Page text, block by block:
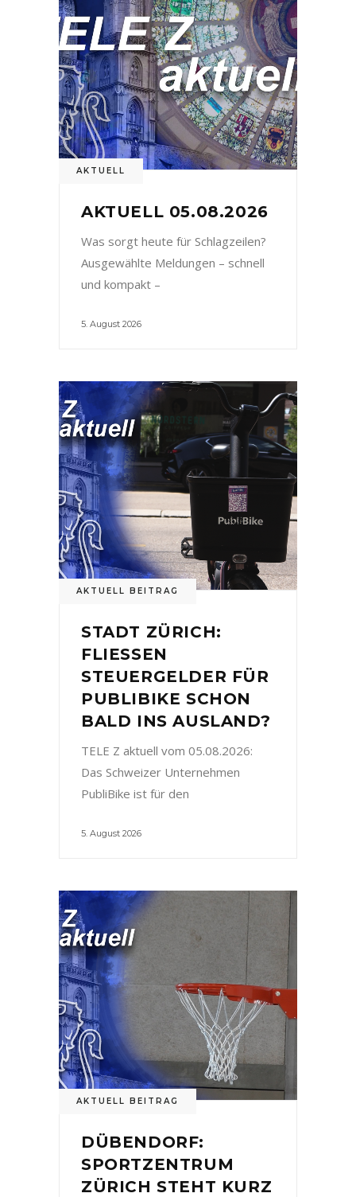
AKTUELL
AKTUELL 05.08.2026
Was sorgt heute für Schlagzeilen?
Ausgewählte Meldungen – schnell
und kompakt –
5. August 2026
AKTUELL BEITRAG
STADT ZÜRICH:
FLIESSEN
STEUERGELDER FÜR
PUBLIBIKE SCHON
BALD INS AUSLAND?
TELE Z aktuell vom 05.08.2026:
Das Schweizer Unternehmen
PubliBike ist für den
5. August 2026
AKTUELL BEITRAG
DÜBENDORF:
SPORTZENTRUM
ZÜRICH STEHT KURZ